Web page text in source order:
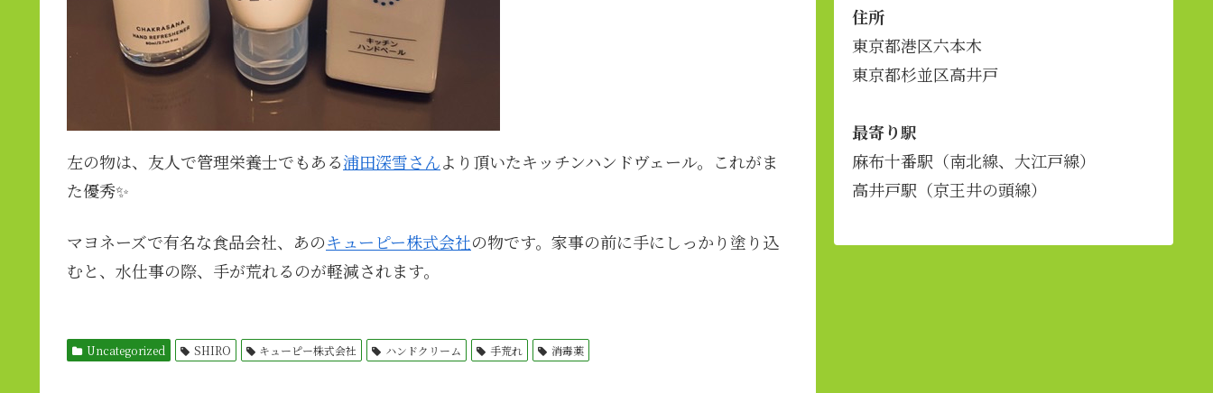
左の物は、友人で管理栄養士でもある浦田深雪さんより頂いたキッチンハンドヴェール。これがま
た優秀✨
マヨネーズで有名な食品会社、あのキューピー株式会社の物です。家事の前に手にしっかり塗り込
むと、水仕事の際、手が荒れるのが軽減されます。
Uncategorized SHIRO キューピー株式会社 ハンドクリーム 手荒れ 消毒薬
住所
東京都港区六本木
東京都杉並区高井戸
最寄り駅
麻布十番駅（南北線、大江戸線）
高井戸駅（京王井の頭線）